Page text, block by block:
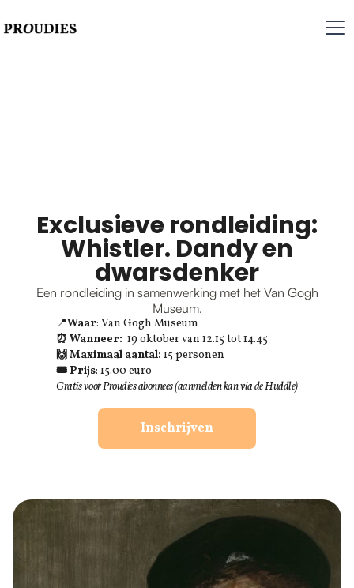
Exclusieve rondleiding:
Whistler. Dandy en
dwarsdenker
Een rondleiding in samenwerking met het Van Gogh
Museum.
📍Waar: Van Gogh Museum
⏰ Wanneer:19 oktober van 12.15 tot 14.45
🙌 Maximaal aantal:15 personen
🎟 Prijs: 15.00 euro
Gratis voor Proudies abonnees (aanmelden kan via de Huddle)
Inschrijven